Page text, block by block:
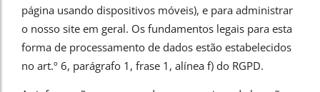
página usando dispositivos móveis), e para administrar
o nosso site em geral. Os fundamentos legais para esta
forma de processamento de dados estão estabelecidos
no art.º 6, parágrafo 1, frase 1, alínea f) do RGPD.